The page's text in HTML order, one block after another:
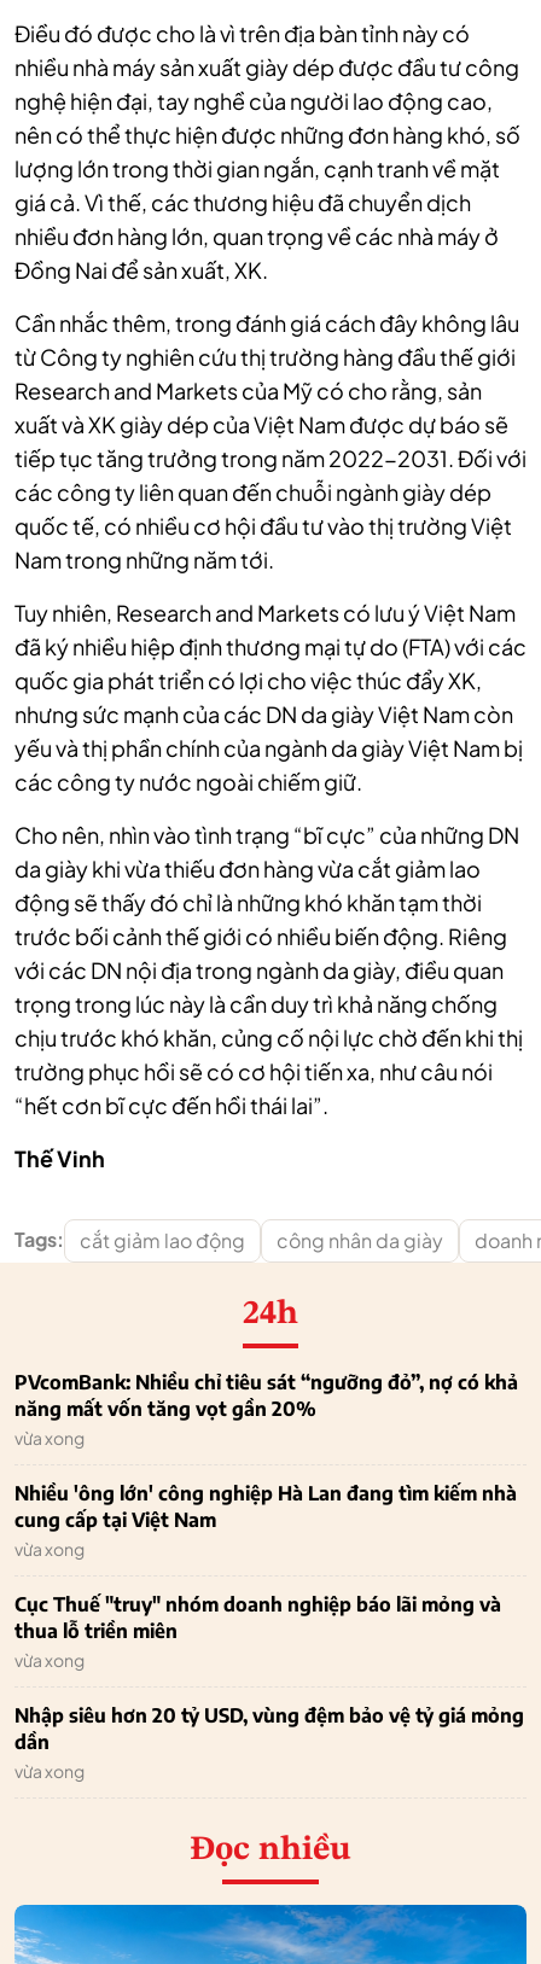
Điều đó được cho là vì trên địa bàn tỉnh này có
nhiều nhà máy sản xuất giày dép được đầu tư công
nghệ hiện đại, tay nghề của người lao động cao,
nên có thể thực hiện được những đơn hàng khó, số
lượng lớn trong thời gian ngắn, cạnh tranh về mặt
giá cả. Vì thế, các thương hiệu đã chuyển dịch
nhiều đơn hàng lớn, quan trọng về các nhà máy ở
Đồng Nai để sản xuất, XK.
Cần nhắc thêm, trong đánh giá cách đây không lâu
từ Công ty nghiên cứu thị trường hàng đầu thế giới
Research and Markets của Mỹ có cho rằng, sản
xuất và XK giày dép của Việt Nam được dự báo sẽ
tiếp tục tăng trưởng trong năm 2022-2031. Đối với
các công ty liên quan đến chuỗi ngành giày dép
quốc tế, có nhiều cơ hội đầu tư vào thị trường Việt
Nam trong những năm tới.
Tuy nhiên, Research and Markets có lưu ý Việt Nam
đã ký nhiều hiệp định thương mại tự do (FTA) với các
quốc gia phát triển có lợi cho việc thúc đẩy XK,
nhưng sức mạnh của các DN da giày Việt Nam còn
yếu và thị phần chính của ngành da giày Việt Nam bị
các công ty nước ngoài chiếm giữ.
Cho nên, nhìn vào tình trạng “bĩ cực” của những DN
da giày khi vừa thiếu đơn hàng vừa cắt giảm lao
động sẽ thấy đó chỉ là những khó khăn tạm thời
trước bối cảnh thế giới có nhiều biến động. Riêng
với các DN nội địa trong ngành da giày, điều quan
trọng trong lúc này là cần duy trì khả năng chống
chịu trước khó khăn, củng cố nội lực chờ đến khi thị
trường phục hồi sẽ có cơ hội tiến xa, như câu nói
“hết cơn bĩ cực đến hồi thái lai”.
Thế Vinh
Tags: cắt giảm lao động công nhân da giày doanh
24h
PVcomBank: Nhiều chỉ tiêu sát “ngưỡng đỏ”, nợ có khả
năng mất vốn tăng vọt gần 20%
vừa xong
Nhiều 'ông lớn' công nghiệp Hà Lan đang tìm kiếm nhà
cung cấp tại Việt Nam
vừa xong
Cục Thuế "truy" nhóm doanh nghiệp báo lãi mỏng và
thua lỗ triền miên
vừa xong
Nhập siêu hơn 20 tỷ USD, vùng đệm bảo vệ tỷ giá mỏng
dần
vừa xong
Đọc nhiều